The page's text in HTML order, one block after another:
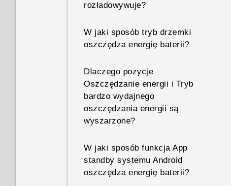
rozładowywuje?
W jaki sposób tryb drzemki
oszczędza energię baterii?
Dlaczego pozycje
Oszczędzanie energii i Tryb
bardzo wydajnego
oszczędzania energii są
wyszarzone?
W jaki sposób funkcja App
standby systemu Android
oszczędza energię baterii?